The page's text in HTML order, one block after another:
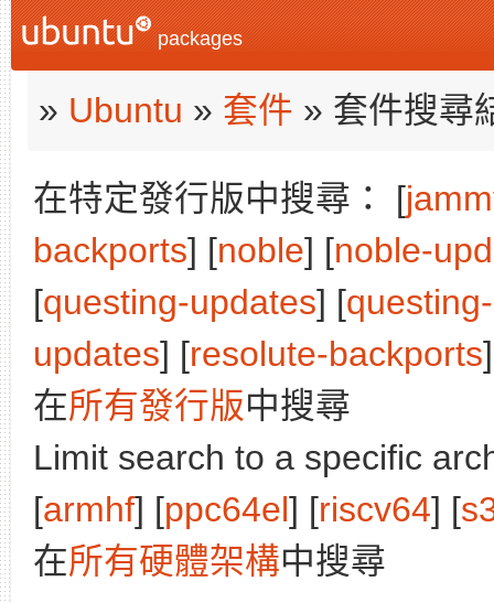
packages
» Ubuntu » 套件 » 套件搜尋
在特定發行版中搜尋： [
backports] [noble] [noble-
[questing-updates] [
updates] [resolute-backports
在所有發行版中搜尋
Limit search to a specific
[armhf] [ppc64el] [riscv64] [
在所有硬體架構中搜尋